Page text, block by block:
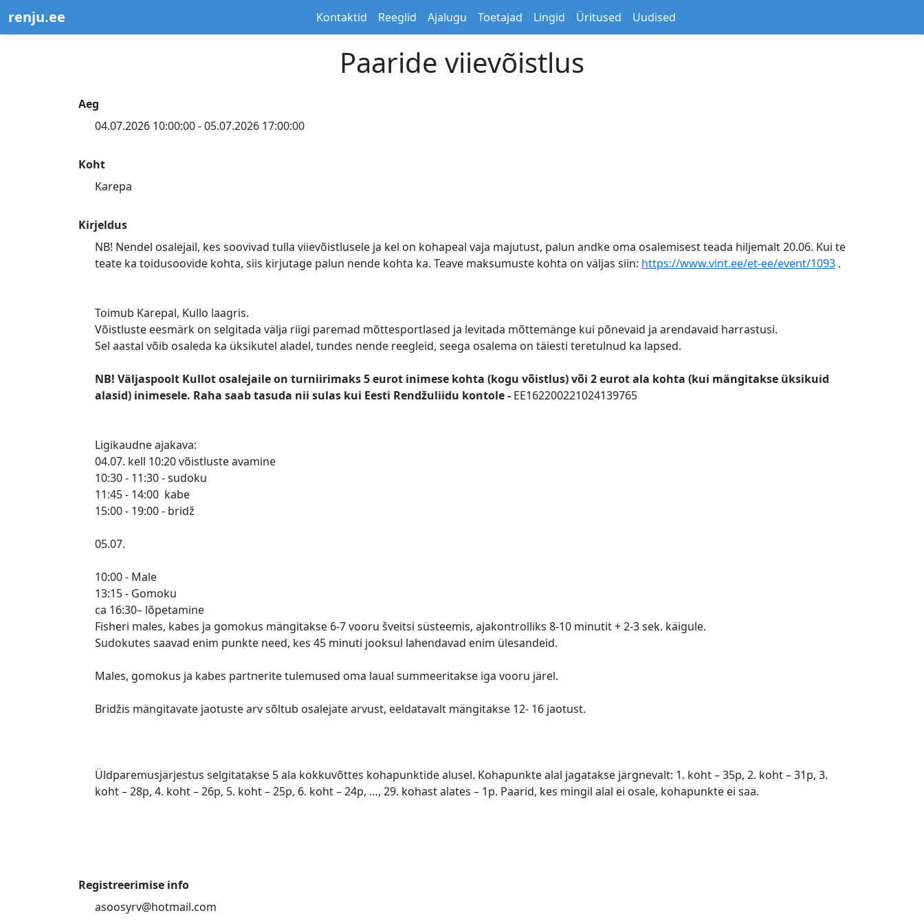
renju.ee Kontaktid Reeglid Ajalugu Toetajad Lingid Üritused Uudised
Paaride viievõistlus
Aeg
04.07.2026 10:00:00 - 05.07.2026 17:00:00
Koht
Karepa
Kirjeldus
NB! Nendel osalejail, kes soovivad tulla viievõistlusele ja kel on kohapeal vaja majutust, palun andke oma osalemisest teada hiljemalt 20.06. Kui te
teate ka toidusoovide kohta, siis kirjutage palun nende kohta ka. Teave maksumuste kohta on väljas siin: https://www.vint.ee/et-ee/event/1093 .
Toimub Karepal, Kullo laagris.
Võistluste eesmärk on selgitada välja riigi paremad mõttesportlased ja levitada mõttemänge kui põnevaid ja arendavaid harrastusi.
Sel aastal võib osaleda ka üksikutel aladel, tundes nende reegleid, seega osalema on täiesti teretulnud ka lapsed.
NB! Väljaspoolt Kullot osalejaile on turniirimaks 5 eurot inimese kohta (kogu võistlus) või 2 eurot ala kohta (kui mängitakse üksikuid
alasid) inimesele. Raha saab tasuda nii sulas kui Eesti Rendžuliidu kontole - EE162200221024139765
Ligikaudne ajakava:
04.07. kell 10:20 võistluste avamine
10:30 - 11:30 - sudoku
11:45 - 14:00 kabe
15:00 - 19:00 - bridž
05.07.
10:00 - Male
13:15 - Gomoku
ca 16:30– lõpetamine
Fisheri males, kabes ja gomokus mängitakse 6-7 vooru šveitsi süsteemis, ajakontrolliks 8-10 minutit + 2-3 sek. käigule.
Sudokutes saavad enim punkte need, kes 45 minuti jooksul lahendavad enim ülesandeid.
Males, gomokus ja kabes partnerite tulemused oma laual summeeritakse iga vooru järel.
Bridžis mängitavate jaotuste arv sõltub osalejate arvust, eeldatavalt mängitakse 12- 16 jaotust.
Üldparemusjärjestus selgitatakse 5 ala kokkuvõttes kohapunktide alusel. Kohapunkte alal jagatakse järgnevalt: 1. koht – 35p, 2. koht – 31p, 3.
koht – 28p, 4. koht – 26p, 5. koht – 25p, 6. koht – 24p, …, 29. kohast alates – 1p. Paarid, kes mingil alal ei osale, kohapunkte ei saa.
Registreerimise info
asoosyrv@hotmail.com